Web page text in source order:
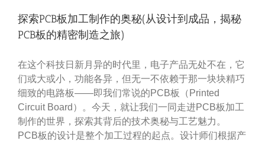
探索PCB板加工制作的奥秘(从设计到成品，揭秘
PCB板的精密制造之旅)
在这个科技日新月异的时代里，电子产品无处不在，它
们或大或小，功能各异，但无一不依赖于那一块块精巧
细致的电路板——即我们常说的PCB板（Printed
Circuit Board）。今天，就让我们一同走进PCB板加工
制作的世界，探索其背后的技术奥秘与工艺魅力。
PCB板的设计是整个加工过程的起点。设计师们根据产